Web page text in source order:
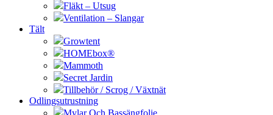
Fläkt – Utsug
Ventilation – Slangar
Tält
Growtent
HOMEbox®
Mammoth
Secret Jardin
Tillbehör / Scrog / Växtnät
Odlingsutrustning
Mylar Och Bassängfolie